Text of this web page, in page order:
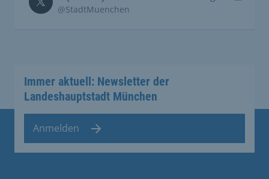
@StadtMuenchen
Immer aktuell: Newsletter der
Landeshauptstadt München
Anmelden